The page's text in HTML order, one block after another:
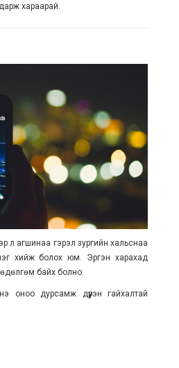
хараарай.
л агшинаа гэрэл зургийн хальснаа
хийж болох юм. Эргэн харахад
байх болно.
оноо дурсамж дүүрэн гайхалтай